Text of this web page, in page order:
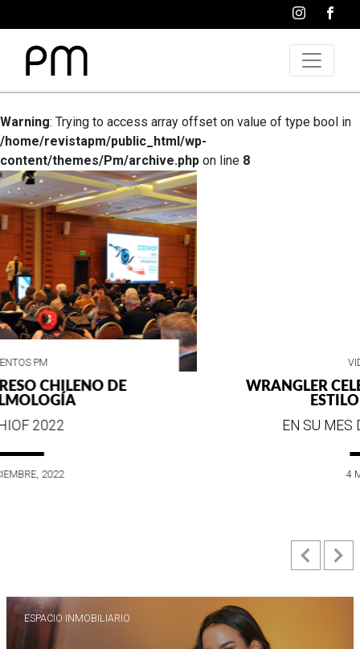
Warning: Trying to access array offset on value of type bool in
/home/revistapm/public_html/wp-
content/themes/Pm/archive.php on line 8
VIDA SOCIAL
WRANGLER CELEBRA SUS 75 AÑOS DE
ESPACIO INMOBILIARIO